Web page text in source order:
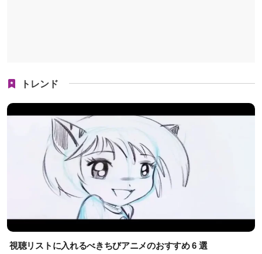
トレンド
視聴リストに入れるべきちびアニメのおすすめ 6 選